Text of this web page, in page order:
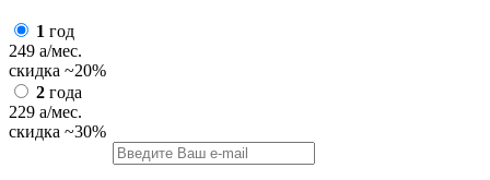
1 год
249 a/мес.
скидка ~20%
2 года
229 a/мес.
скидка ~30%